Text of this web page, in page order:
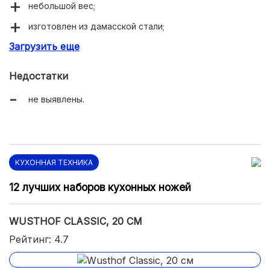
небольшой вес;
изготовлен из дамасской стали;
удобная рукоять.
Загрузить еще
Недостатки
не выявлены.
КУХОННАЯ ТЕХНИКА
12 лучших наборов кухонных ножей
WUSTHOF CLASSIC, 20 СМ
Рейтинг: 4.7